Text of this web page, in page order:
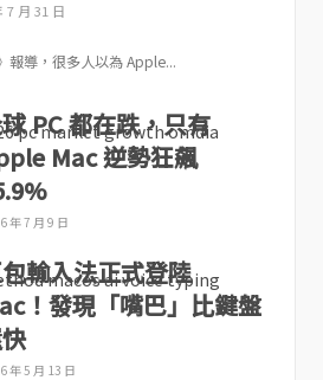
7 月 31 日
報導，很多人以為 Apple...
PC 都在跌，只有
Mac 逆勢狂飆
年 7 月 9 日
輸入法正式登陸
！發現「嘴巴」比鍵盤
年 5 月 13 日